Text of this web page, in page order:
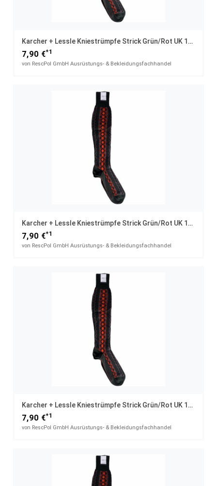
Karcher + Lessle Kniestrümpfe Strick Grün/rot UK 11,5 / 43
7,90 €*1
von RescPol GmbH Ausrüstungs- & Bekleidungsfachhandel
Karcher + Lessle Kniestrümpfe Strick Grün/rot UK 12,5 / 45
7,90 €*1
von RescPol GmbH Ausrüstungs- & Bekleidungsfachhandel
Karcher + Lessle Kniestrümpfe Strick Grün/rot UK 12 / 44
7,90 €*1
von RescPol GmbH Ausrüstungs- & Bekleidungsfachhandel